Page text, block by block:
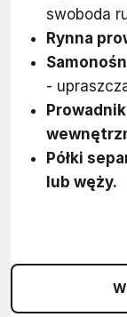
swoboda
Rynna
-
Półki
lub węży.